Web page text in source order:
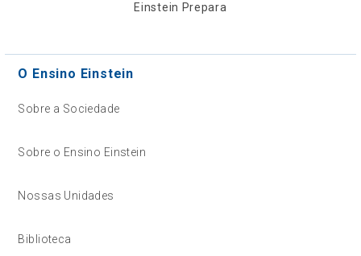
Einstein Prepara
O Ensino Einstein
Sobre a Sociedade
Sobre o Ensino Einstein
Nossas Unidades
Biblioteca